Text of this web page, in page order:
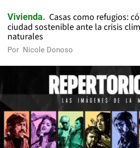
Vivienda
Casas como refugios:
ciudad sostenible ante la crisis
naturales
Por Nicole Donoso